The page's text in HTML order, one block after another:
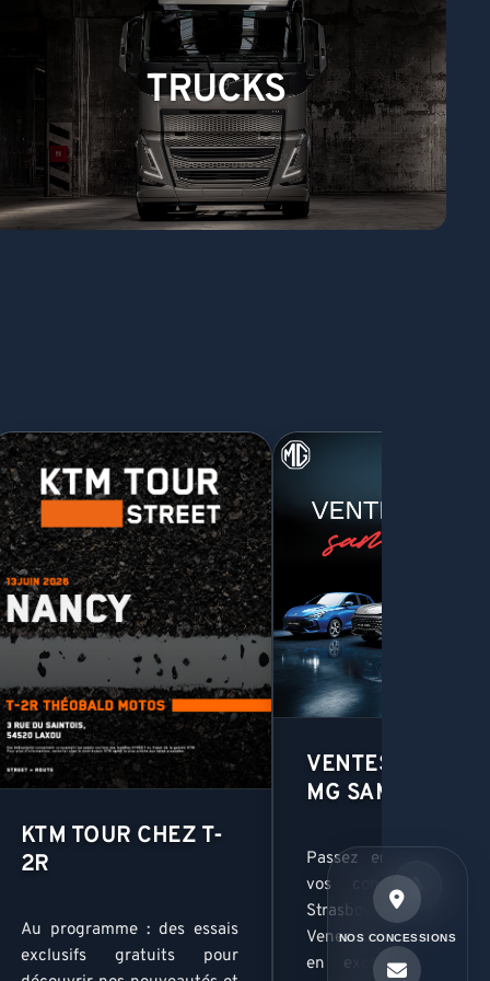
TRUCKS
KTM TOUR CHEZ T-
2R
Au programme : des essais
exclusifs gratuits pour
VENTES PRIVÉES
MG SAMEDI 30
Passez en mode VIP
vos concessions
Strasbourg, Nancy et
Venez découvrir et
en exclusivité nos
❯
NOS CONCESSIONS